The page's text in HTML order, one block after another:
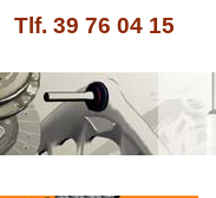
Tlf. 39 76 04 15